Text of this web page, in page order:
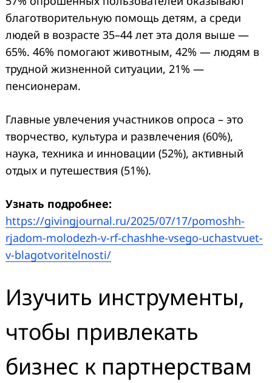
благотворительную помощь детям, а среди
людей в возрасте 35–44 лет эта доля выше —
65%. 46% помогают животным, 42% — людям в
трудной жизненной ситуации, 21% —
пенсионерам.
Главные увлечения участников опроса – это
творчество, культура и развлечения (60%),
наука, техника и инновации (52%), активный
отдых и путешествия (51%).
Узнать подробнее:
https://givingjournal.ru/2025/07/17/pomoshh-
rjadom-molodezh-v-rf-chashhe-vsego-uchastvuet-
v-blagotvoritelnosti/
Изучить инструменты,
чтобы привлекать
бизнес к партнерствам